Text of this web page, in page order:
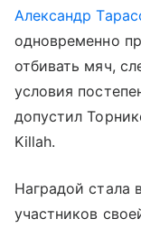
Александр
одновременно
отбивать мяч,
условия
допустил
Killah.
Наградой стала
участников